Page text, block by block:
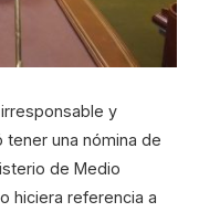
y
tener una nómina de
de Medio
hiciera referencia a